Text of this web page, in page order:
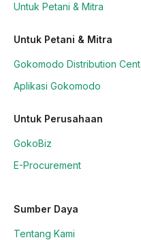
Untuk Petani & Mitra
Untuk Petani & Mitra
Gokomodo Distribution
Aplikasi Gokomodo
Untuk Perusahaan
GokoBiz
E-Procurement
Sumber Daya
Tentang Kami